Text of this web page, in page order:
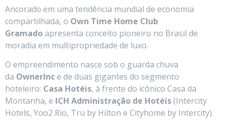
Ancorado em uma tendência mundial de economia
compartilhada, o Own Time Home Club
Gramadoapresenta conceito pioneiro no Brasil de
moradia em multipropriedade de luxo.
O empreendimento nasce sob o guarda chuva
da OwnerInce de duas gigantes do segmento
hoteleiro: Casa Hotéis, à frente do icônico Casa da
Montanha, e ICH Administração de Hotéis(Intercity
Hotels, Yoo2 Rio, Tru by Hilton e Cityhome by Intercity).